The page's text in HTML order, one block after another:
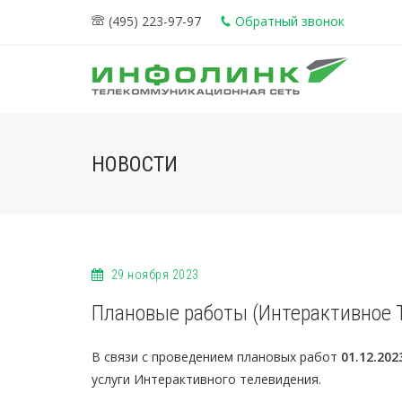
(495) 223-97-97 Обратный звонок
НОВОСТИ
29 ноября 2023
Плановые работы (Интерактивное
В связи с проведением плановых работ
услуги Интерактивного телевидения.